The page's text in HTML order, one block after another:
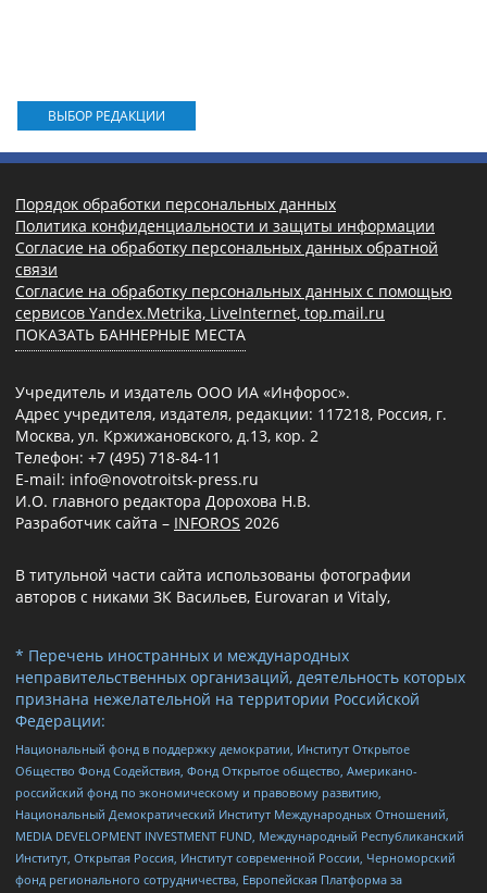
ВЫБОР РЕДАКЦИИ
Порядок обработки персональных данных
Политика конфиденциальности и защиты информации
Согласие на обработку персональных данных обратной
связи
Согласие на обработку персональных данных с помощью
сервисов Yandex.Metrika, LiveInternet, top.mail.ru
ПОКАЗАТЬ БАННЕРНЫЕ МЕСТА
Учредитель и издатель ООО ИА «Инфорос».
Адрес учредителя, издателя, редакции: 117218, Россия, г.
Москва, ул. Кржижановского, д.13, кор. 2
Телефон: +7 (495) 718-84-11
E-mail: info@novotroitsk-press.ru
И.О. главного редактора Дорохова Н.В.
Разработчик сайта – INFOROS 2026
В титульной части сайта использованы фотографии
авторов с никами ЗК Васильев, Eurovaran и Vitaly,
* Перечень иностранных и международных
неправительственных организаций, деятельность которых
признана нежелательной на территории Российской
Федерации:
Национальный фонд в поддержку демократии, Институт Открытое
Общество Фонд Содействия, Фонд Открытое общество, Американо-
российский фонд по экономическому и правовому развитию,
Национальный Демократический Институт Международных Отношений,
MEDIA DEVELOPMENT INVESTMENT FUND, Международный Республиканский
Институт, Открытая Россия, Институт современной России, Черноморский
фонд регионального сотрудничества, Европейская Платформа за